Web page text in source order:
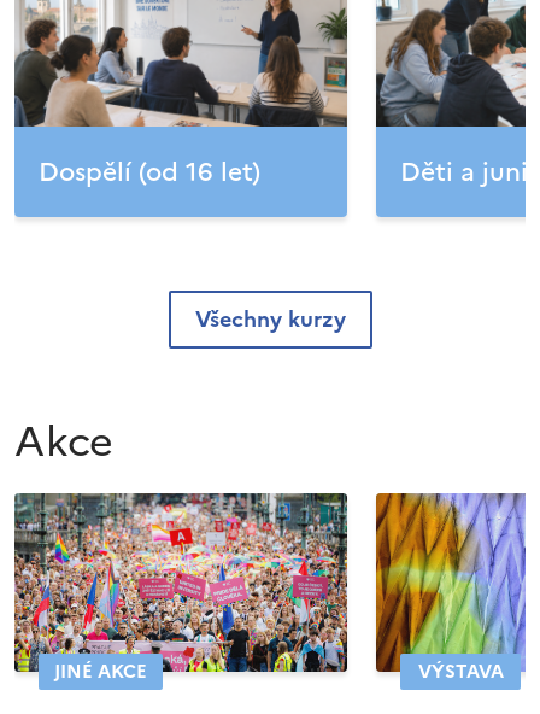
Dospělí (od 16 let) Děti a
Všechny kurzy
Akce
JINÉ AKCE VÝSTAVA